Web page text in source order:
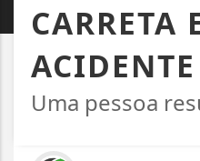
CARRETA
Uma pessoa